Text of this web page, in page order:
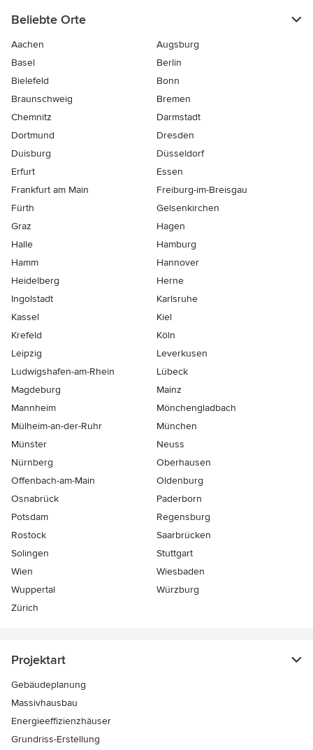
Beliebte Orte
Aachen
Augsburg
Basel
Berlin
Bielefeld
Bonn
Braunschweig
Bremen
Chemnitz
Darmstadt
Dortmund
Dresden
Duisburg
Düsseldorf
Erfurt
Essen
Frankfurt am Main
Freiburg-im-Breisgau
Fürth
Gelsenkirchen
Graz
Hagen
Halle
Hamburg
Hamm
Hannover
Heidelberg
Herne
Ingolstadt
Karlsruhe
Kassel
Kiel
Krefeld
Köln
Leipzig
Leverkusen
Ludwigshafen-am-Rhein
Lübeck
Magdeburg
Mainz
Mannheim
Mönchen­gladbach
Mülheim-an-der-Ruhr
München
Münster
Neuss
Nürnberg
Oberhausen
Offenbach-am-Main
Oldenburg
Osnabrück
Paderborn
Potsdam
Regensburg
Rostock
Saarbrücken
Solingen
Stuttgart
Wien
Wiesbaden
Wuppertal
Würzburg
Zürich
Projektart
Gebäudeplanung
Massivhausbau
Energieeffizienzhäuser
Grundriss-Erstellung